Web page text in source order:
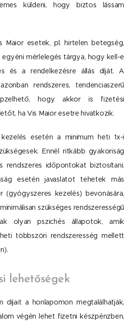
küldeni, hogy biztos lássam
esetek, pl. hirtelen betegség,
mérlelegés tárgya, hogy kell-e
és a rendelkezésre állás díját. A
rendszeres, tendenciaszerű
hogy akkor is fizetési
ha Vis Maior esetre hivatkozik.
esetén a minimum heti 1x-i
Ennél ritkább gyakoriság
időpontokat biztosítani.
esetén javaslatot tehetek más
(gyógyszeres kezelés) bevonására,
szükséges rendszerességű
olyan pszichés állapotok, amik
többszöri rendszeresség mellett
lehetőségek
díjait a honlapomon megtalálhatják,
végén lehet fizetni készpénzben,